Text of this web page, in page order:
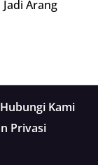
Arang
Hubungi Kami
Privasi